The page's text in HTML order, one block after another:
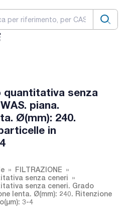
senza
piana.
Ø(mm): 240.
in
FILTRAZIONE
senza ceneri
senza ceneri. Grado
lenta. Ø(mm): 240. Ritenzione
3-4